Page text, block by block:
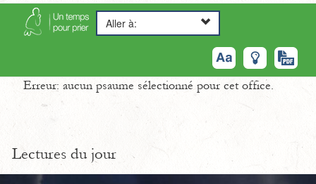
Aller à:
Erreur: aucun psaume sélectionné pour cet office.
Lectures du jour